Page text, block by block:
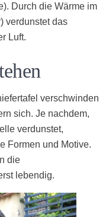
Durch die Wärme im
verdunstet das
Luft.
verschwinden
sich. Je nachdem,
verdunstet,
Formen und Motive.
die
lebendig.